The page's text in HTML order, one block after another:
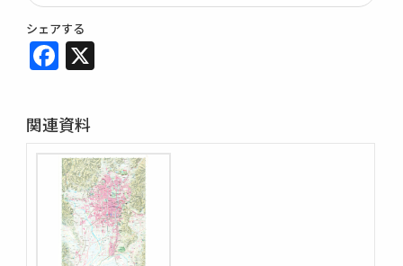
シェアする
Facebook
関連資料